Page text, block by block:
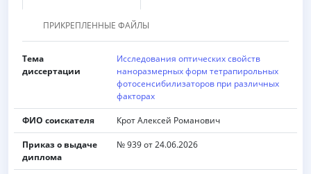
ПРИКРЕПЛЕННЫЕ ФАЙЛЫ
Тема
диссертации
Исследования оптических свойств
наноразмерных форм тетрапирольных
фотосенсибилизаторов при различных
факторах
ФИО соискателя Крот Алексей Романович
Приказ о выдаче
диплома
№ 939 от 24.06.2026